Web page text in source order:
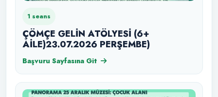
1 seans
ÇÖMÇE GELİN ATÖLYESİ (6+
AİLE)23.07.2026 PERŞEMBE)
Başvuru Sayfasına Git